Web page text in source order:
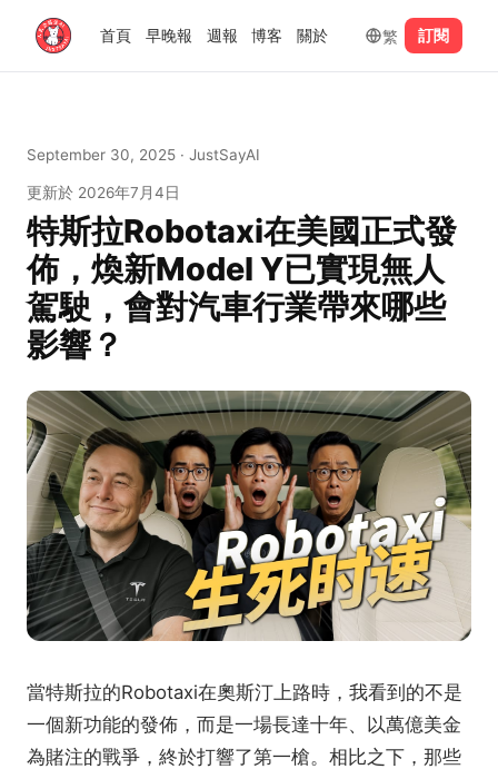
首頁 早晚報 週報 博客 關於 繁 訂閱
September 30, 2025 · JustSayAI
更新於 2026年7月4日
特斯拉Robotaxi在美國正式發
佈，煥新Model Y已實現無人
駕駛，會對汽車行業帶來哪些
影響？
當特斯拉的Robotaxi在奧斯汀上路時，我看到的不是
一個新功能的發佈，而是一場長達十年、以萬億美金
為賭注的戰爭，終於打響了第一槍。相比之下，那些